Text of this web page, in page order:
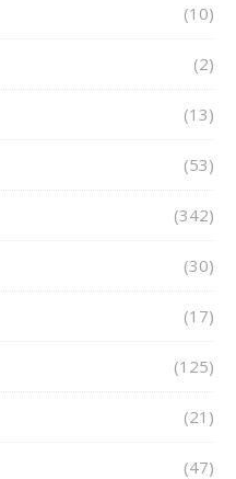
(10)
(2)
(13)
(53)
(342)
(30)
(17)
(125)
(21)
(47)